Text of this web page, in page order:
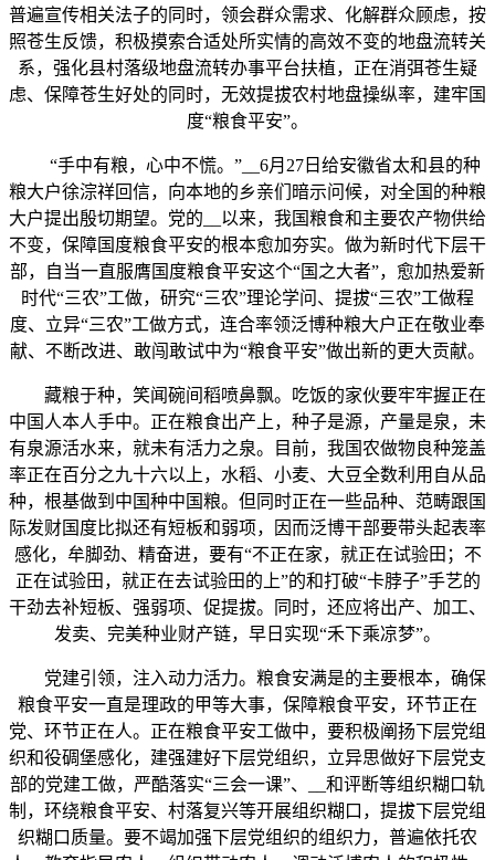
普遍宣传相关法子的同时，领会群众需求、化解群众顾虑，按
照苍生反馈，积极摸索合适处所实情的高效不变的地盘流转关
系，强化县村落级地盘流转办事平台扶植，正在消弭苍生疑
虑、保障苍生好处的同时，无效提拔农村地盘操纵率，建牢国
度“粮食平安”。
“手中有粮，心中不慌。”__6月27日给安徽省太和县的种
粮大户徐淙祥回信，向本地的乡亲们暗示问候，对全国的种粮
大户提出殷切期望。党的__以来，我国粮食和主要农产物供给
不变，保障国度粮食平安的根本愈加夯实。做为新时代下层干
部，自当一直服膺国度粮食平安这个“国之大者”，愈加热爱新
时代“三农”工做，研究“三农”理论学问、提拔“三农”工做程
度、立异“三农”工做方式，连合率领泛博种粮大户正在敬业奉
献、不断改进、敢闯敢试中为“粮食平安”做出新的更大贡献。
藏粮于种，笑闻碗间稻喷鼻飘。吃饭的家伙要牢牢握正在
中国人本人手中。正在粮食出产上，种子是源，产量是泉，未
有泉源活水来，就未有活力之泉。目前，我国农做物良种笼盖
率正在百分之九十六以上，水稻、小麦、大豆全数利用自从品
种，根基做到中国种中国粮。但同时正在一些品种、范畴跟国
际发财国度比拟还有短板和弱项，因而泛博干部要带头起表率
感化，牟脚劲、精奋进，要有“不正在家，就正在试验田；不
正在试验田，就正在去试验田的上”的和打破“卡脖子”手艺的
干劲去补短板、强弱项、促提拔。同时，还应将出产、加工、
发卖、完美种业财产链，早日实现“禾下乘凉梦”。
党建引领，注入动力活力。粮食安满是的主要根本，确保
粮食平安一直是理政的甲等大事，保障粮食平安，环节正在
党、环节正在人。正在粮食平安工做中，要积极阐扬下层党组
织和役碉堡感化，建强建好下层党组织，立异思做好下层党支
部的党建工做，严酷落实“三会一课”、__和评断等组织糊口轨
制，环绕粮食平安、村落复兴等开展组织糊口，提拔下层党组
织糊口质量。要不竭加强下层党组织的组织力，普遍依托农